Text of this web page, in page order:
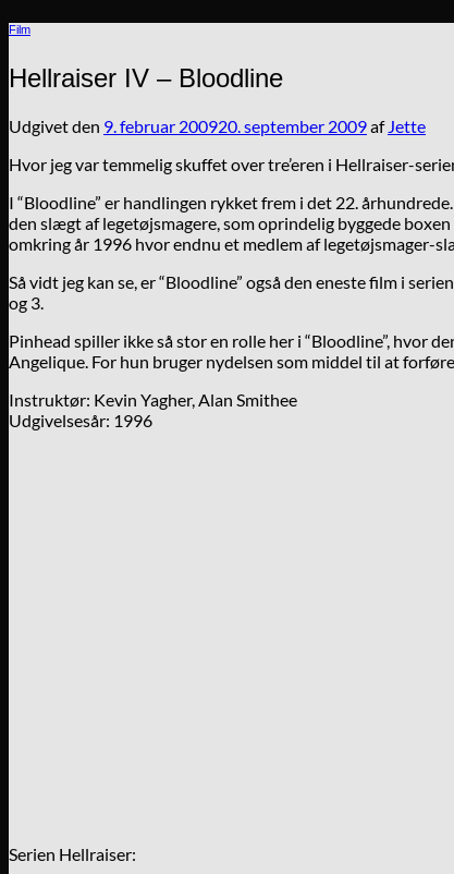
Film
Hellraiser IV – Bloodline
Udgivet den 9. februar 200920. september 2009af Jette
Hvor jeg var temmelig skuffet over tre’eren i Hellraiser-
I “Bloodline” er handlingen rykket frem i det 22.
den slægt af legetøjsmagere, som oprindelig byggede
omkring år 1996 hvor endnu et medlem af legetøjsmager-
Så vidt jeg kan se, er “Bloodline” også den eneste film i
og 3.
Pinhead spiller ikke så stor en rolle her i “Bloodline”, hvor
Angelique. For hun bruger nydelsen som middel til at
Instruktør: Kevin Yagher, Alan Smithee
Udgivelsesår: 1996
Serien Hellraiser: